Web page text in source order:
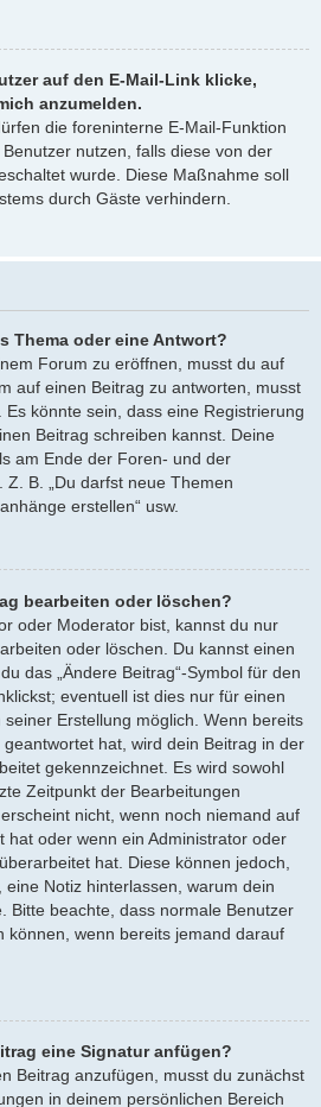
auf den E-Mail-Link klicke,
anzumelden.
die foreninterne E-Mail-Funktion
nutzen, falls diese von der
wurde. Diese Maßnahme soll
durch Gäste verhindern.
Thema oder eine Antwort?
Forum zu eröffnen, musst du auf
auf einen Beitrag zu antworten, musst
Es könnte sein, dass eine Registrierung
Beitrag schreiben kannst. Deine
am Ende der Foren- und der
B. „Du darfst neue Themen
erstellen“ usw.
bearbeiten oder löschen?
oder Moderator bist, kannst du nur
oder löschen. Du kannst einen
das „Ändere Beitrag“-Symbol für den
eventuell ist dies nur für einen
Erstellung möglich. Wenn bereits
hat, wird dein Beitrag in der
gekennzeichnet. Es wird sowohl
Zeitpunkt der Bearbeitungen
nicht, wenn noch niemand auf
hat oder wenn ein Administrator oder
hat. Diese können jedoch,
Notiz hinterlassen, warum dein
Bitte beachte, dass normale Benutzer
können, wenn bereits jemand darauf
eine Signatur anfügen?
Beitrag anzufügen, musst du zunächst
in deinem persönlichen Bereich